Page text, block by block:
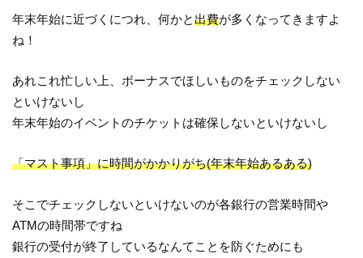
年末年始に近づくにつれ、何かと出費が多くなってきますよ
ね！
あれこれ忙しい上、ボーナスでほしいものをチェックしない
といけないし
年末年始のイベントのチケットは確保しないといけないし
「マスト事項」に時間がかかりがち(年末年始あるある)
そこでチェックしないといけないのが各銀行の営業時間や
ATMの時間帯ですね
銀行の受付が終了しているなんてことを防ぐためにも